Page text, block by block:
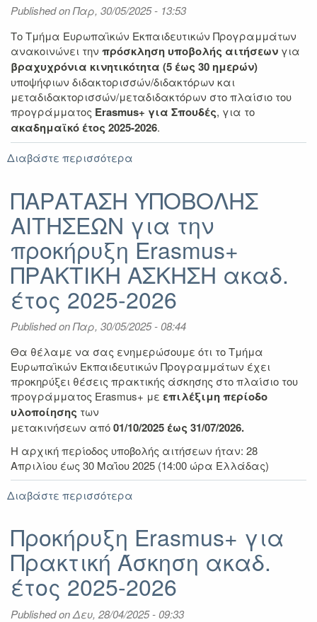
Published onΠαρ, 30/05/2025 - 13:53
Το Τμήμα Ευρωπαϊκών Εκπαιδευτικών Προγραμμάτων
ανακοινώνει την πρόσκληση υποβολής αιτήσεων για
βραχυχρόνια κινητικότητα (5 έως 30 ημερών)
υποψήφιων διδακτορισσών/διδακτόρων και
μεταδιδακτορισσών/μεταδιδακτόρων στο πλαίσιο του
προγράμματος Erasmus+ για Σπουδές, για το
ακαδημαϊκό έτος 2025-2026.
Διαβάστε περισσότερα
Αιτήσεων
Βραχυχρόνια
Κινητικότητα
Υποψήφιων
Διδακτορισσών/
Διδακτόρων
μέσω
Erasmus+
2025-
2026
(ΚΑ
131)
ΠΑΡΑΤΑΣΗ ΥΠΟΒΟΛΗΣ
ΑΙΤΗΣΕΩΝ για την
προκήρυξη Erasmus+
ΠΡΑΚΤΙΚΗ ΑΣΚΗΣΗ ακαδ.
έτος 2025-2026
Published onΠαρ, 30/05/2025 - 08:44
Θα θέλαμε να σας ενημερώσουμε ότι το Τμήμα
Ευρωπαϊκών Εκπαιδευτικών Προγραμμάτων έχει
προκηρύξει θέσεις πρακτικής άσκησης στο πλαίσιο του
προγράμματος Erasmus+ με επιλέξιμη περίοδο
υλοποίησης των
μετακινήσεων από01/10/2025 έως 31/07/2026.
Η αρχική περίοδος υποβολής αιτήσεων ήταν: 28
Απριλίου έως 30 Μαΐου 2025 (14:00 ώρα Ελλάδας)
Διαβάστε περισσότερα
ΑΙΤΗΣΕΩΝ
την
προκήρυξη
Erasmus+
ΠΡΑΚΤΙΚΗ
Προκήρυξη Erasmus+ για
Πρακτική Άσκηση ακαδ.
έτος 2025-2026
Published onΔευ, 28/04/2025 - 09:33